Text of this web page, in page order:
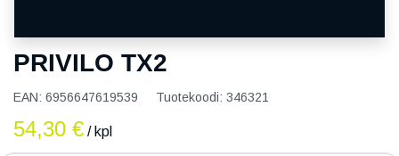
PRIVILO TX2
EAN: 6956647619539 Tuotekoodi: 346321
54,30 € / kpl